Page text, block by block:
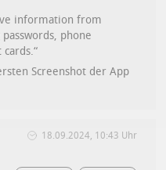
information from
phone
Screenshot der App
18.09.2024, 10:43 Uhr